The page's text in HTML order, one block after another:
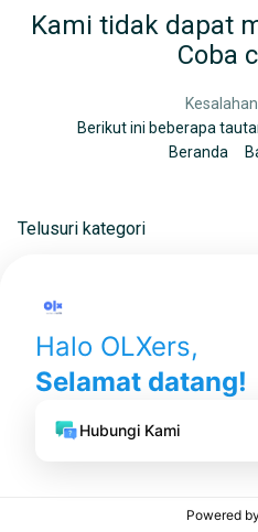
Kami tidak dapat
Coba
Berikut ini beberapa
Beranda
Telusuri kategori